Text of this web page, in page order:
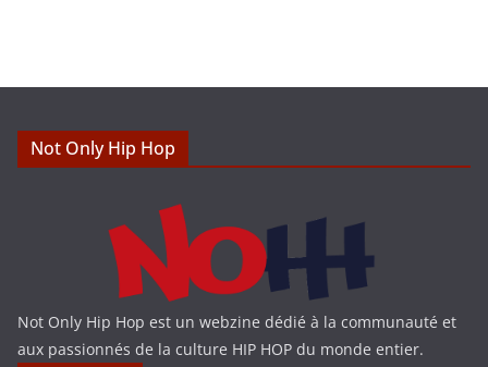
Not Only Hip Hop
Not Only Hip Hop est un webzine dédié à la communauté et
aux passionnés de la culture HIP HOP du monde entier.